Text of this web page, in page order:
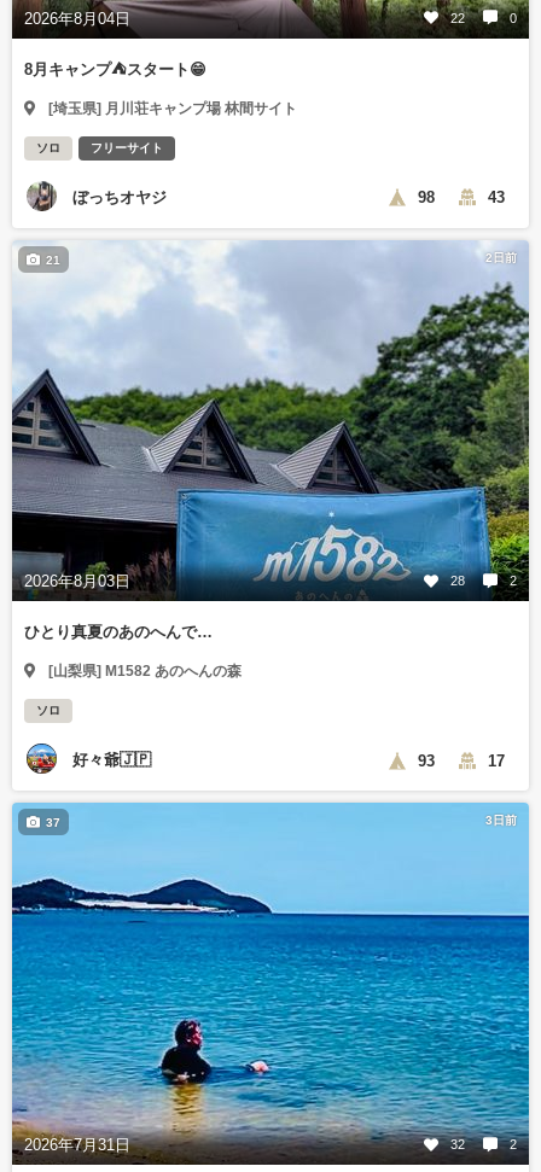
2026年8月04日 22 0
8月キャンプ⛺️スタート😁
[埼玉県] 月川荘キャンプ場 林間サイト
ソロ フリーサイト
ぼっちオヤジ 98 43
2日前
2026年8月03日 28 2
21
ひとり真夏のあのへんで…
[山梨県] M1582 あのへんの森
ソロ
好々爺🇯🇵 93 17
3日前
2026年7月31日 32 2
37